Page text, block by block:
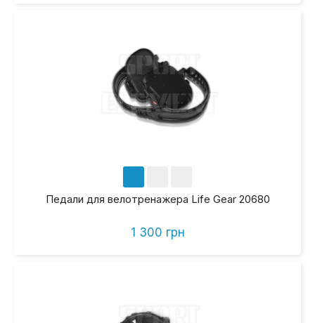
Педали для велотренажера Life Gear 20680
1 300 грн